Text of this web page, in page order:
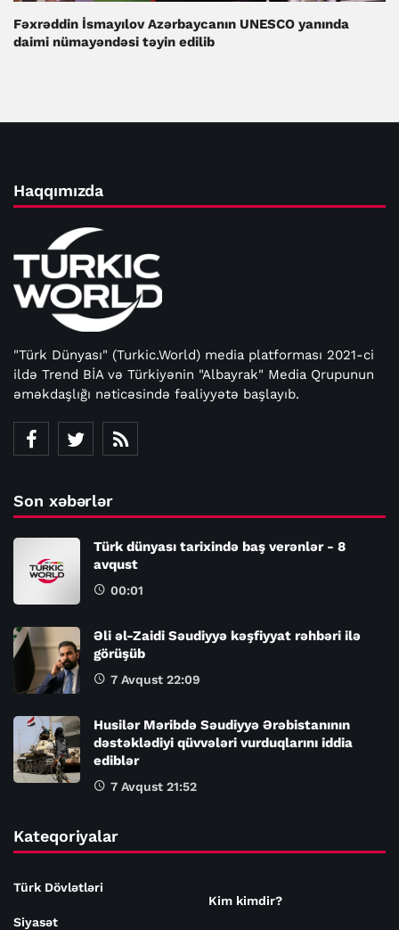
Fəxrəddin İsmayılov Azərbaycanın UNESCO yanında
daimi nümayəndəsi təyin edilib
Haqqımızda
"Türk Dünyası" (Turkic.World) media platforması 2021-ci
ildə Trend BİA və Türkiyənin "Albayrak" Media Qrupunun
əməkdaşlığı nəticəsində fəaliyyətə başlayıb.
Son xəbərlər
Türk dünyası tarixində baş verənlər - 8
avqust
00:01
Əli əl-Zaidi Səudiyyə kəşfiyyat rəhbəri ilə
görüşüb
7 Avqust 22:09
Husilər Məribdə Səudiyyə Ərəbistanının
dəstəklədiyi qüvvələri vurduqlarını iddia
ediblər
7 Avqust 21:52
Kateqoriyalar
Türk Dövlətləri
Siyasət
Kim kimdir?